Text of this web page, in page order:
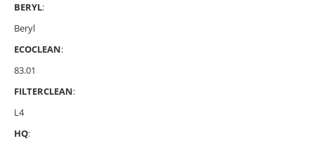
BERYL:
Beryl
ECOCLEAN:
83.01
FILTERCLEAN:
L4
HQ: